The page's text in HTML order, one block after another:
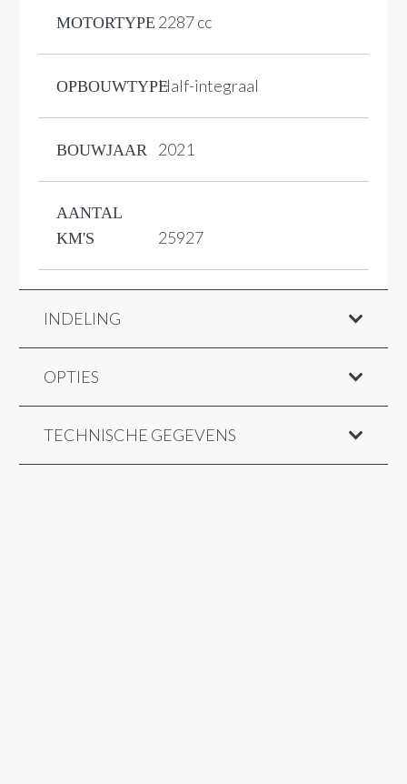
MOTORTYPE 2287 cc
OPBOUWTYPEHalf-integraal
BOUWJAAR 2021
AANTAL
KM'S
25927
INDELING
OPTIES
TECHNISCHE GEGEVENS